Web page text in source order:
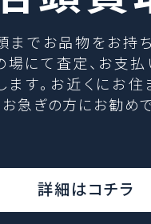
までお品物をお持ち
場にて査定、お支払
ます。お近くにお住
お急ぎの方にお勧めで
詳細はコチラ